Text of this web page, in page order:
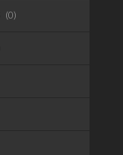
(0)